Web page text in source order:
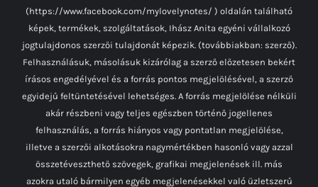
(https://www.facebook.com/mylovelynotes/ ) oldalán található
képek, termékek, szolgáltatások, Ihász Anita egyéni vállalkozó
jogtulajdonos szerzői tulajdonát képezik. (továbbiakban: szerző).
Felhasználásuk, másolásuk kizárólag a szerző előzetesen bekért
írásos engedélyével és a forrás pontos megjelölésével, a szerző
egyidejű feltüntetésével lehetséges. A forrás megjelölése nélküli
akár részbeni vagy teljes egészben történő jogellenes
felhasználás, a forrás hiányos vagy pontatlan megjelölése,
illetve a szerzői alkotásokra nagymértékben hasonló vagy azzal
összetéveszthető szövegek, grafikai megjelenések ill. más
azokra utaló bármilyen egyéb megjelenésekkel való üzletszerű